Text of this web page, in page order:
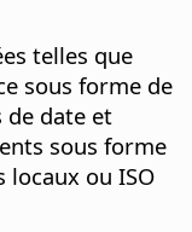
telles que
sous forme de
de date et
sous forme
locaux ou ISO